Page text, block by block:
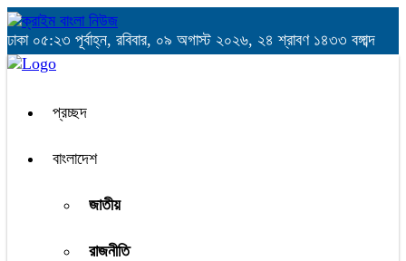
ঢাকা ০৫:২৩ পূর্বাহ্ন, রবিবার, ০৯ অগাস্ট ২০২৬, ২৪ শ্রাবণ ১৪৩৩ বঙ্গাব্দ
প্রচ্ছদ
বাংলাদেশ
জাতীয়
রাজনীতি